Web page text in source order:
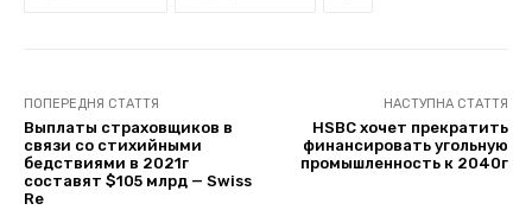
ПОПЕРЕДНЯ СТАТТЯ
Выплаты страховщиков в
связи со стихийными
бедствиями в 2021г
составят $105 млрд — Swiss
Re
НАСТУПНА СТАТТЯ
HSBC хочет прекратить
финансировать угольную
промышленность к 2040г